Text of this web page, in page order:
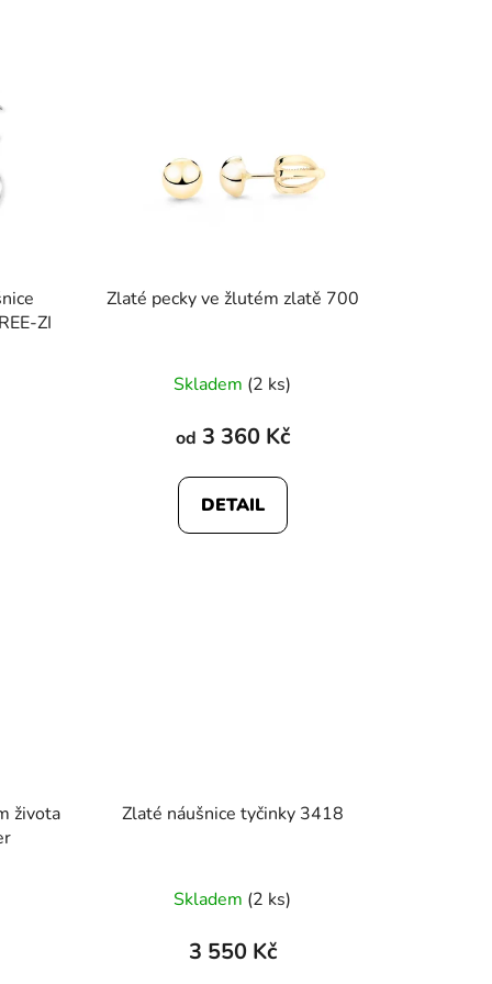
ZI
Zlaté pecky ve žlutém zlatě 700
hodnocení
produktu
5,0
z
Skladem (2 ks)
od 3 360 Kč
DETAIL
života
Zlaté náušnice tyčinky 3418
hodnocení
produktu
Skladem (2 ks)
3 550 Kč